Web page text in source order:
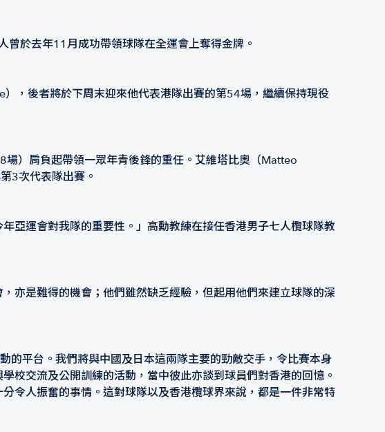
於去年11月成功帶領球隊在全運會上奪得金牌。
，後者將於下周末迎來他代表港隊出賽的第54場，繼續保持現役
）肩負起帶領一眾年青後鋒的重任。艾維塔比奧（Matteo
3次代表隊出賽。
亞運會對我隊的重要性。」高勳教練在接任香港男子七人欖球隊教
亦是難得的機會；他們雖然缺乏經驗，但起用他們來建立球隊的深
的平台。我們將與中國及日本這兩隊主要的勁敵交手，令比賽本身
校交流及公開訓練的活動，當中彼此亦談到球員們對香港的回憶。
令人振奮的事情。這對球隊以及香港欖球界來說，都是一件非常特